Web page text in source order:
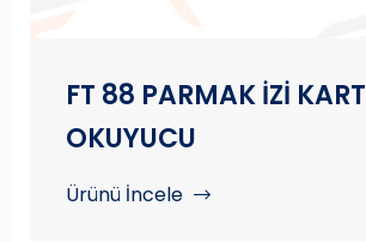
FT 88 PARMAK İZİ KART
OKUYUCU
Ürünü İncele